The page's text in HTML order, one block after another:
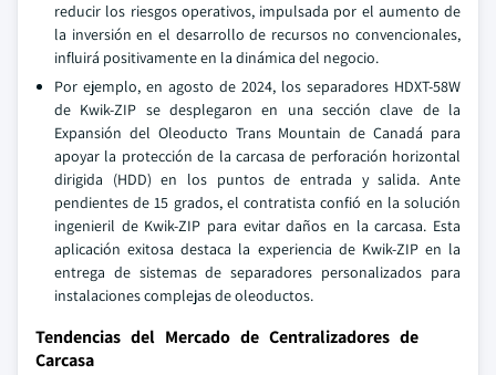
reducir los riesgos operativos, impulsada por el aumento de
la inversión en el desarrollo de recursos no convencionales,
influirá positivamente en la dinámica del negocio.
Por ejemplo, en agosto de 2024, los separadores HDXT-58W
de Kwik-ZIP se desplegaron en una sección clave de la
Expansión del Oleoducto Trans Mountain de Canadá para
apoyar la protección de la carcasa de perforación horizontal
dirigida (HDD) en los puntos de entrada y salida. Ante
pendientes de 15 grados, el contratista confió en la solución
ingenieril de Kwik-ZIP para evitar daños en la carcasa. Esta
aplicación exitosa destaca la experiencia de Kwik-ZIP en la
entrega de sistemas de separadores personalizados para
instalaciones complejas de oleoductos.
Tendencias del Mercado de Centralizadores de
Carcasa